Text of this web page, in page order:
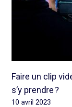
Faire un clip
s’y prendre ?
10 avril 2023